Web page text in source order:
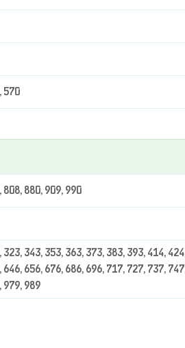
570
808, 880, 909, 990
343, 353, 363, 373, 383, 393, 414, 424,
656, 676, 686, 696, 717, 727, 737, 747,
979, 989